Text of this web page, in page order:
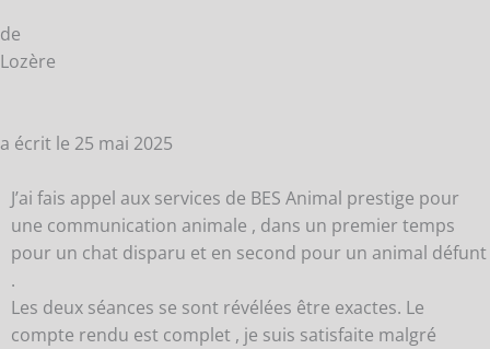
de
Lozère
a écrit le 25 mai 2025
J’ai fais appel aux services de BES Animal prestige pour
une communication animale , dans un premier temps
pour un chat disparu et en second pour un animal défunt
.
Les deux séances se sont révélées être exactes. Le
compte rendu est complet , je suis satisfaite malgré